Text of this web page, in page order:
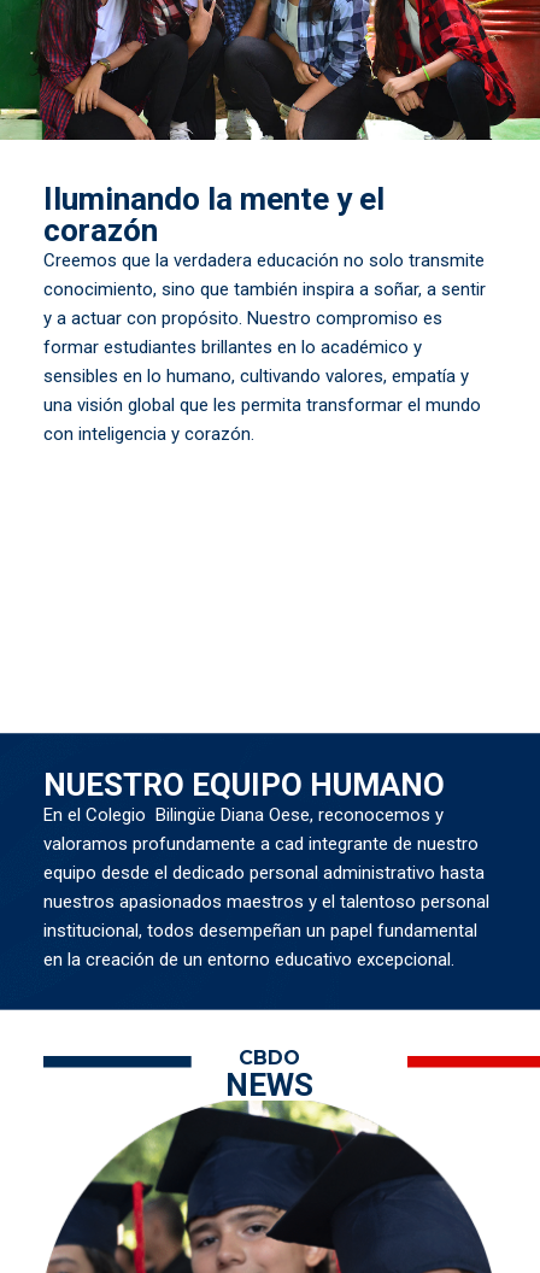
Iluminando la mente y el
corazón
Creemos que la verdadera educación no solo transmite
conocimiento, sino que también inspira a soñar, a sentir
y a actuar con propósito. Nuestro compromiso es
formar estudiantes brillantes en lo académico y
sensibles en lo humano, cultivando valores, empatía y
una visión global que les permita transformar el mundo
con inteligencia y corazón.
NUESTRO EQUIPO HUMANO
En el Colegio Bilingüe Diana Oese, reconocemos y
valoramos profundamente a cad integrante de nuestro
equipo desde el dedicado personal administrativo hasta
nuestros apasionados maestros y el talentoso personal
institucional, todos desempeñan un papel fundamental
en la creación de un entorno educativo excepcional.
CBDO
NEWS